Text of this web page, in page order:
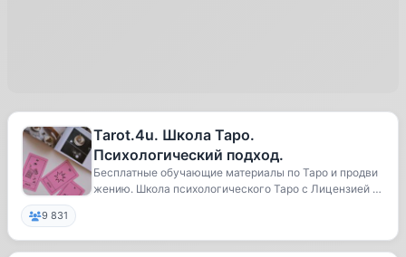
Tarot.4u. Школа Таро.
Психологический подход.
Бесплатные обучающие материалы по Таро и продви
жению. Школа психологического Таро с Лицензией М
9 831